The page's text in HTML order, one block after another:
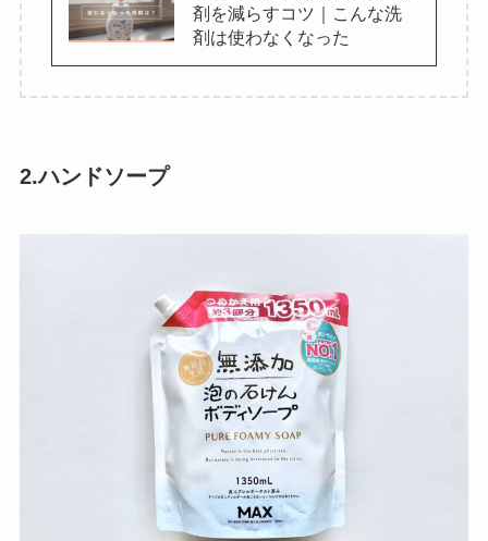
剤を減らすコツ｜こんな洗
剤は使わなくなった
2.ハンドソープ